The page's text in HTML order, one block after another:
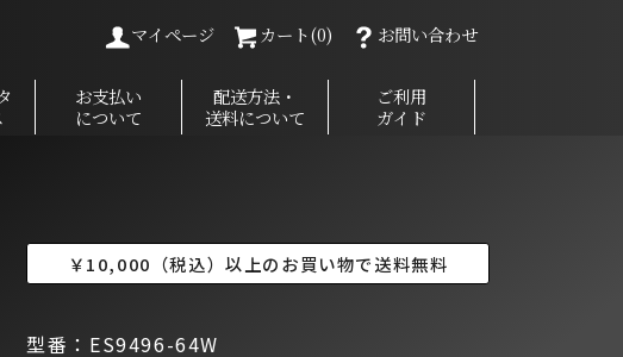
マイページ カート(0) お問い合わせ
お支払い
について
配送方法・
送料について
ご利用
ガイド
￥10,000（税込）以上のお買い物で送料無料
型番：ES9496-64W